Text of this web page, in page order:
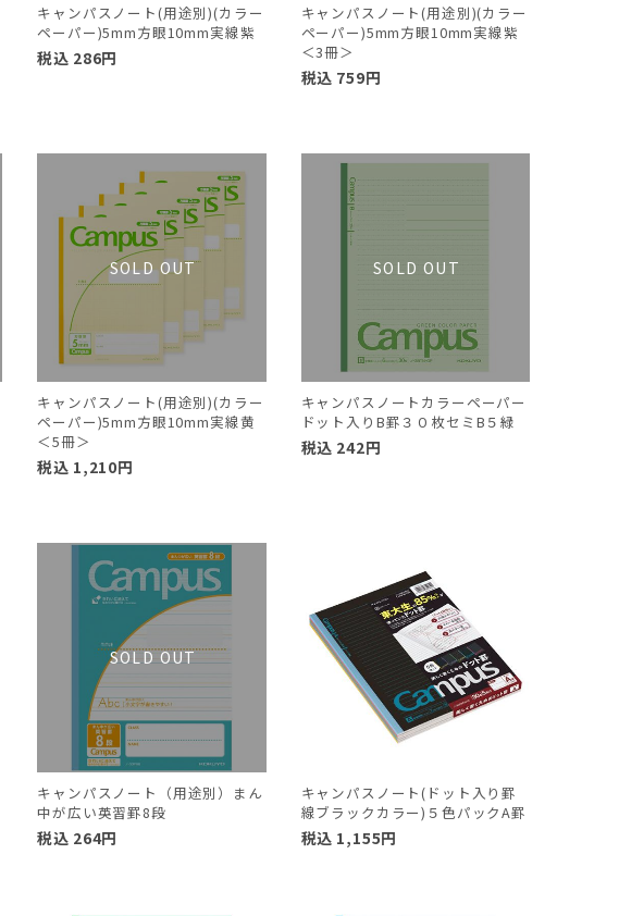
キャンパスノート(用途別)(カラー
ペーパー)5mm方眼10mm実線紫
税込 286円
キャンパスノート(用途別)(カラー
ペーパー)5mm方眼10mm実線紫
＜3冊＞
税込 759円
キャンパスノート(用途別)(カラー
ペーパー)5mm方眼10mm実線黄
＜5冊＞
税込 1,210円
キャンパスノートカラーペーパー
ドット入りB罫３０枚セミB５緑
税込 242円
キャンパスノート（用途別）まん
中が広い英習罫8段
税込 264円
キャンパスノート(ドット入り罫
線ブラックカラー)５色パックA罫
税込 1,155円